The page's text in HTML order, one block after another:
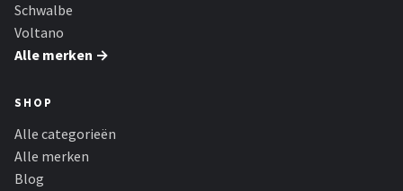
Schwalbe
Voltano
Alle merken →
SHOP
Alle categorieën
Alle merken
Blog